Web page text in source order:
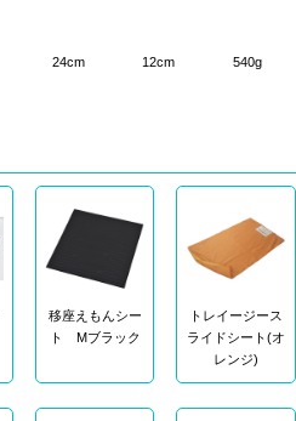
24cm 12cm 540g
移座えもんシー
ト Mブラック
トレイージース
ライドシート(オ
レンジ)